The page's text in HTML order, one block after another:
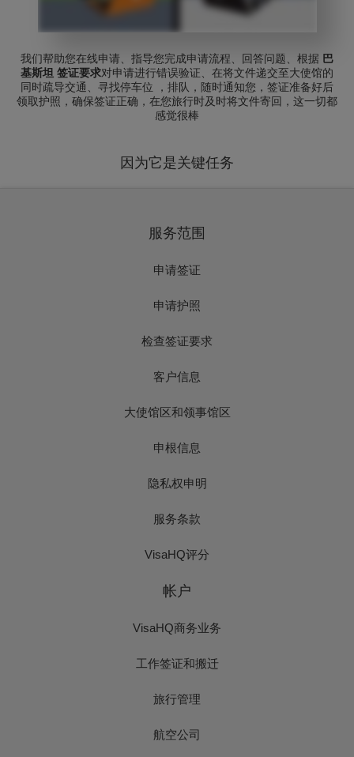
我们帮助您在线申请、指导您完成申请流程、回答问题、根据 巴
基斯坦 签证要求对申请进行错误验证、在将文件递交至大使馆的
同时疏导交通、寻找停车位 ，排队，随时通知您，签证准备好后
领取护照，确保签证正确，在您旅行时及时将文件寄回，这一切都
感觉很棒
因为它是关键任务
服务范围
申请签证
申请护照
检查签证要求
客户信息
大使馆区和领事馆区
申根信息
隐私权申明
服务条款
VisaHQ评分
帐户
VisaHQ商务业务
工作签证和搬迁
旅行管理
航空公司